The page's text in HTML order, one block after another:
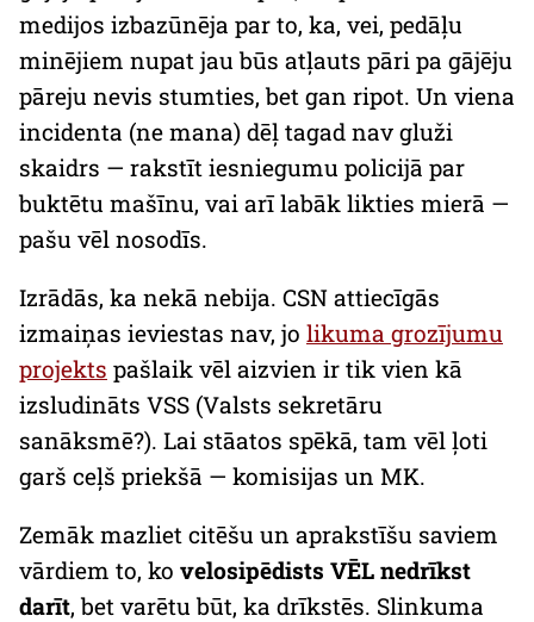
medijos izbazūnēja par to, ka, vei, pedāļu
minējiem nupat jau būs atļauts pāri pa gājēju
pāreju nevis stumties, bet gan ripot. Un viena
incidenta (ne mana) dēļ tagad nav gluži
skaidrs — rakstīt iesniegumu policijā par
buktētu mašīnu, vai arī labāk likties mierā —
pašu vēl nosodīs.
Izrādās, ka nekā nebija. CSN attiecīgās
izmaiņas ieviestas nav, jo likuma grozījumu
projekts pašlaik vēl aizvien ir tik vien kā
izsludināts VSS (Valsts sekretāru
sanāksmē?). Lai stāatos spēkā, tam vēl ļoti
garš ceļš priekšā — komisijas un MK.
Zemāk mazliet citēšu un aprakstīšu saviem
vārdiem to, ko velosipēdists VĒL nedrīkst
darīt, bet varētu būt, ka drīkstēs. Slinkuma